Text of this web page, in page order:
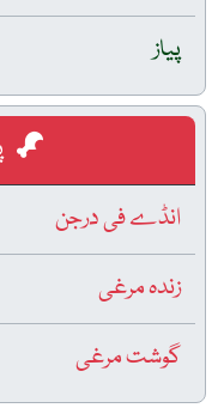
پیاز
انڈے فی درجن
زندہ مرغی
گوشت مرغی